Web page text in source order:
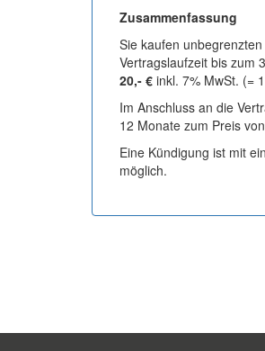
Zusammenfassung
Sie kaufen
Vertragslaufzeit bis zum
20,- € inkl. 7% MwSt. (=
Im Anschluss an die
12 Monate zum Preis
Eine Kündigung ist mit
möglich.